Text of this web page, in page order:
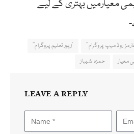
معیارمیں بہتری کے لیے
روڈ میپ پروگرام‘‘
’زیور تعلیم پروگرام‘‘
معیار حمزہ شہباز
LEAVE A REPLY